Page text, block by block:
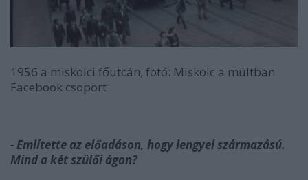
1956 a miskolci főutcán, fotó: Miskolc a múltban
Facebook csoport
- Említette az előadáson, hogy lengyel származású.
Mind a két szülői ágon?